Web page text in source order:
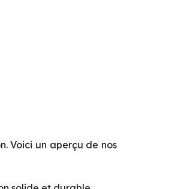
Voici un aperçu de nos